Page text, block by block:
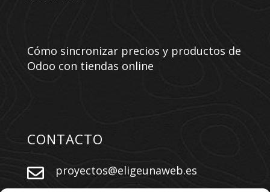
Cómo sincronizar precios y productos de
Odoo con tiendas online
CONTACTO
 proyectos@eligeunaweb.es